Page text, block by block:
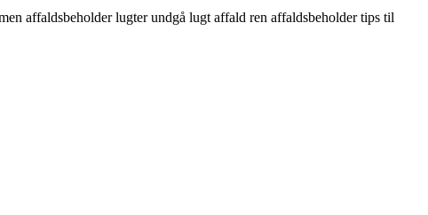
affaldsbeholder lugter undgå lugt affald ren affaldsbeholder tips til